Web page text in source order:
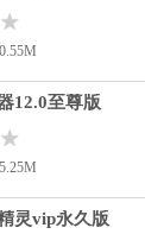
12.0至尊版
灵vip永久版